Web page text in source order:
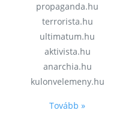
propaganda.hu
terrorista.hu
ultimatum.hu
aktivista.hu
anarchia.hu
kulonvelemeny.hu
Tovább »